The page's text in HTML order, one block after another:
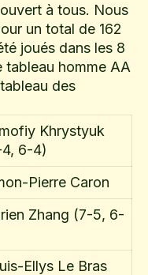
à tous. Nous
un total de 162
joués dans les 8
tableau homme AA
des
Khrystyuk
6-4)
Pierre Caron
Zhang (7-5, 6-
Ellys Le Bras